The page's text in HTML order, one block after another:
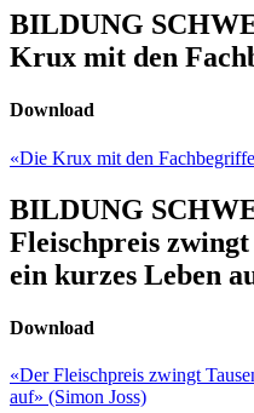
BILDUNG
Krux mit den
Download
«Die Krux mit den
BILDUNG
Fleischpreis
ein kurzes Leben
Download
«Der Fleischpreis zwingt
auf» (Simon Joss)